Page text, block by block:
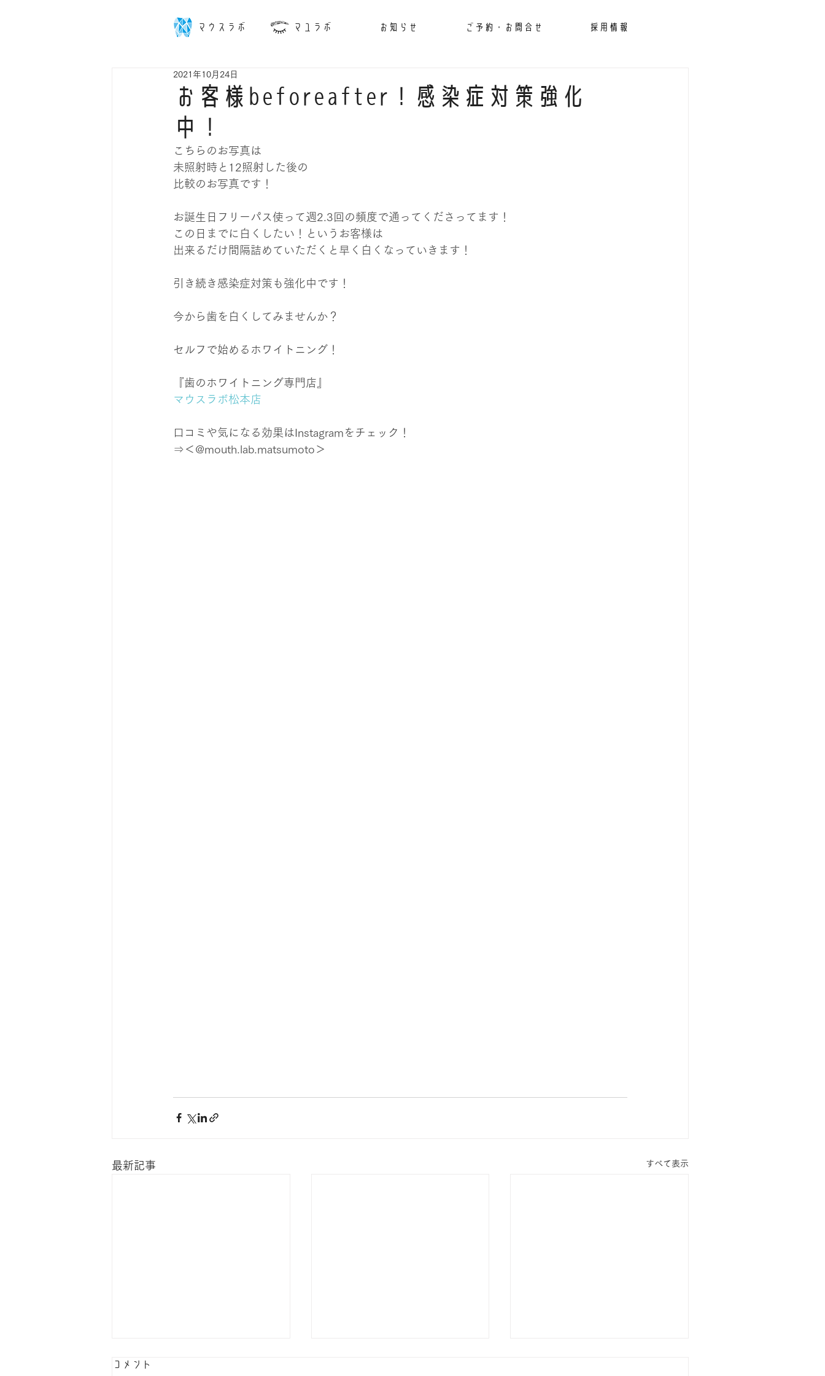
マウスラボ マユラボ お知らせ ご予約・お問合せ 採用情報
お客様beforeafter！感染症対策強化
中！
2021年10月24日
こちらのお写真は
未照射時と12照射した後の
比較のお写真です！
お誕生日フリーパス使って週2.3回の頻度で通ってくださってます！
この日までに白くしたい！というお客様は
出来るだけ間隔詰めていただくと早く白くなっていきます！
引き続き感染症対策も強化中です！
今から歯を白くしてみませんか？
セルフで始めるホワイトニング！
『歯のホワイトニング専門店』
マウスラボ松本店
口コミや気になる効果はInstagramをチェック！
⇒＜@mouth.lab.matsumoto＞
最新記事 すべて表示
コメント